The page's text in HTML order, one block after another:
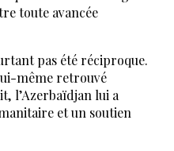
toute avancée
pas été réciproque.
même retrouvé
l’Azerbaïdjan lui a
et un soutien